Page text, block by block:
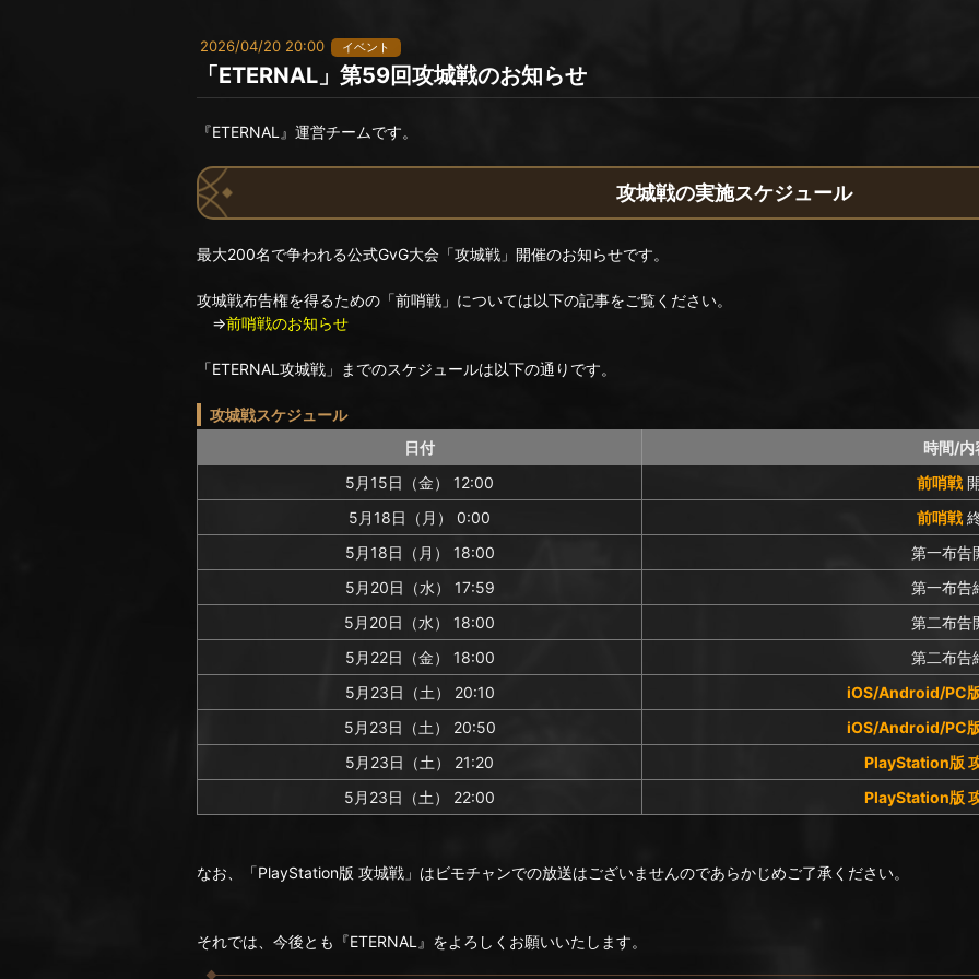
2026/04/20 20:00 イベント
「ETERNAL」第59回攻城戦のお知らせ
『ETERNAL』運営チームです。
攻城戦の実施スケジュール
最大200名で争われる公式GvG大会「攻城戦」開催のお知らせです。
攻城戦布告権を得るための「前哨戦」については以下の記事をご覧ください。
⇒前哨戦のお知らせ
「ETERNAL攻城戦」までのスケジュールは以下の通りです。
攻城戦スケジュール
日付
時間/内
5月15日（金） 12:00
前哨戦
5月18日（月） 0:00
前哨戦
5月18日（月） 18:00
第一布告
5月20日（水） 17:59
第一布告
5月20日（水） 18:00
第二布告
5月22日（金） 18:00
第二布告
5月23日（土） 20:10
iOS/Android/PC
5月23日（土） 20:50
iOS/Android/PC
5月23日（土） 21:20
PlayStation版
5月23日（土） 22:00
PlayStation版
なお、「PlayStation版 攻城戦」はビモチャンでの放送はございませんのであらかじめご了承ください。
それでは、今後とも『ETERNAL』をよろしくお願いいたします。